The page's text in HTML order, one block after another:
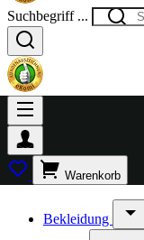
Suchbegriff ...
Warenkorb
Bekleidung